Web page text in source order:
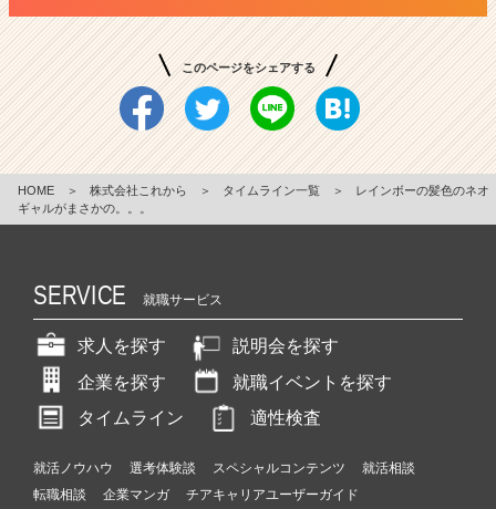
このページをシェアする
HOME ＞ 株式会社これから ＞ タイムライン一覧 ＞
レインボーの髪色のネオ
ギャルがまさかの。。。
SERVICE 就職サービス
求人を探す
説明会を探す
企業を探す
就職イベントを探す
タイムライン
適性検査
就活ノウハウ 選考体験談 スペシャルコンテンツ
就活相談
転職相談
企業マンガ チアキャリアユーザーガイド